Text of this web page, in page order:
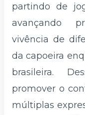
partindo de
avançando
vivência de
da capoeira
brasileira.
promover o
múltiplas